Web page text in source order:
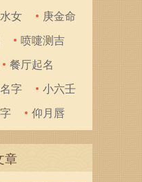
女
庚金命
喷嚏测吉
餐厅起名
字
小六壬
仰月唇
章